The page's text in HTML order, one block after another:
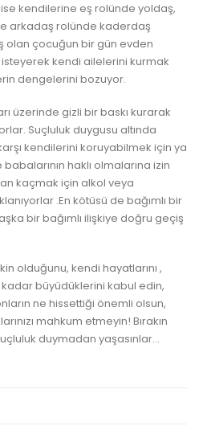
kendilerine eş rolünde yoldaş,
arkadaş rolünde kaderdaş
olan çocuğun bir gün evden
kendi ailelerini kurmak
dengelerini bozuyor.
üzerinde gizli bir baskı kurarak
Suçluluk duygusu altında
kendilerini koruyabilmek için ya
haklı olmalarına izin
kaçmak için alkol veya
.En kötüsü de bağımlı bir
bir bağımlı ilişkiye doğru geçiş
olduğunu, kendi hayatlarını ,
büyüdüklerini kabul edin,
ne hissettiği önemli olsun,
mahkum etmeyin! Bırakın
duymadan yaşasınlar…